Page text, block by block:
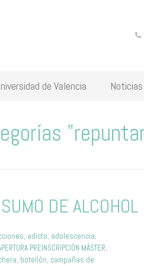
de Valencia Noticias
DE ALCOHOL
, adicto, adolescencia,
PREINSCRIPCIÓN MÁSTER,
, botellón, campañas de